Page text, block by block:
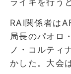
RAI関係者は
局長のパオロ
ノ・コルティ
かした。大会